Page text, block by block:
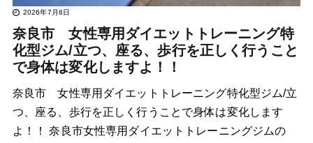
2026年7月8日
奈良市 女性専用ダイエットトレーニング特
化型ジム/立つ、座る、歩行を正しく行うこと
で身体は変化しますよ！！
奈良市 女性専用ダイエットトレーニング特化型ジム/立
つ、座る、歩行を正しく行うことで身体は変化します
よ！！ 奈良市女性専用ダイエットトレーニングジムの